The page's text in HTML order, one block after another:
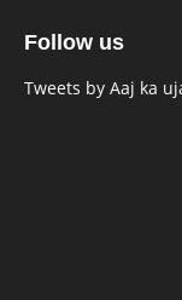
Follow us
Tweets by Aaj ka